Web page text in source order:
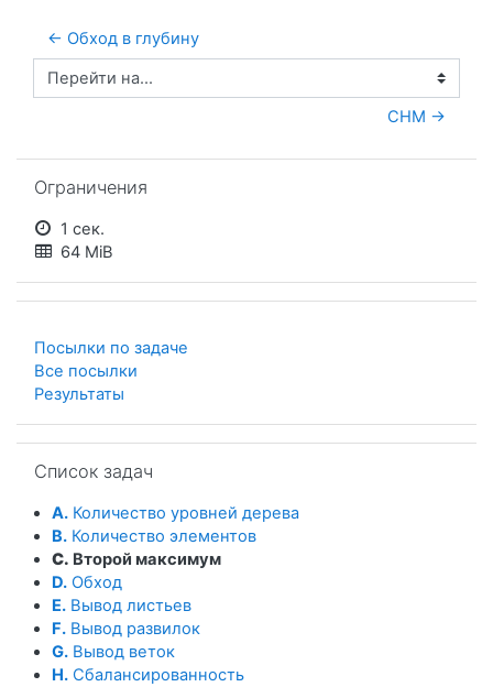
← Обход в глубину
Перейти на...
СНМ →
Ограничения
1 сек.
64 MiB
Посылки по задаче
Все посылки
Результаты
Список задач
A. Количество уровней дерева
B. Количество элементов
C. Второй максимум
D. Обход
E. Вывод листьев
F. Вывод развилок
G. Вывод веток
H. Сбалансированность